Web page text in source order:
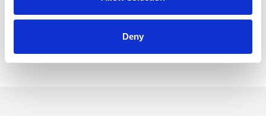
Deny
Verzending €7,95 België
In winkelwagen